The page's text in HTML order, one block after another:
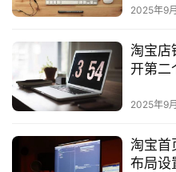
2025年9
淘宝店
开第二
2025年9
淘宝首
布局设